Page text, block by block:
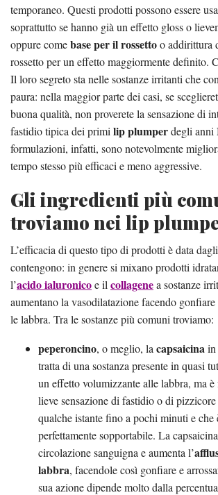
temporaneo. Questi prodotti possono essere
soprattutto se hanno già un effetto gloss o
oppure comebase per il rossettoo addirittura
rossetto per un effetto maggiormente definito.
Il loro segreto sta nelle sostanze irritanti che
paura: nella maggior parte dei casi, se
buona qualità, non proverete la sensazione di
fastidio tipica dei primi lip plumperdegli anni
formulazioni, infatti, sono notevolmente
tempo stesso più efficaci e meno aggressive.
Gli ingredienti più
troviamo nei lip
L’efficacia di questo tipo di prodotti è data
contengono: in genere si mixano prodotti
l’acido ialuronicoe il collagenea sostanze
aumentano la vasodilatazione facendo gonfiare
le labbra. Tra le sostanze più comuni troviamo:
peperoncino, o meglio, la capsaicinain
tratta di una sostanza presente in quasi
un effetto volumizzante alle labbra, ma
lieve sensazione di fastidio o di
qualche istante fino a pochi minuti e che
perfettamente sopportabile. La
circolazione sanguigna e aumenta l’
labbra, facendole così gonfiare e
sua azione dipende molto dalla